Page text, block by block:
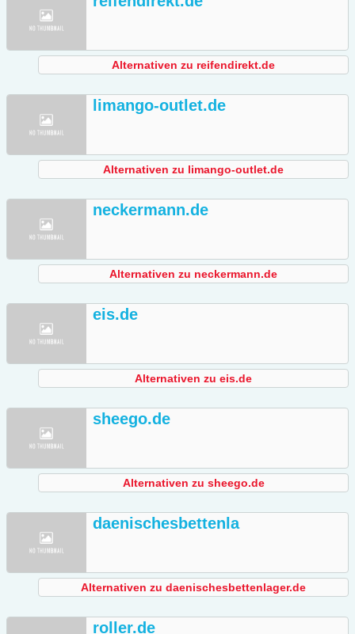
Alternativen zu reifendirekt.de
limango-outlet.de
Alternativen zu limango-outlet.de
neckermann.de
Alternativen zu neckermann.de
eis.de
Alternativen zu eis.de
sheego.de
Alternativen zu sheego.de
daenischesbettenla
Alternativen zu daenischesbettenlager.de
roller.de